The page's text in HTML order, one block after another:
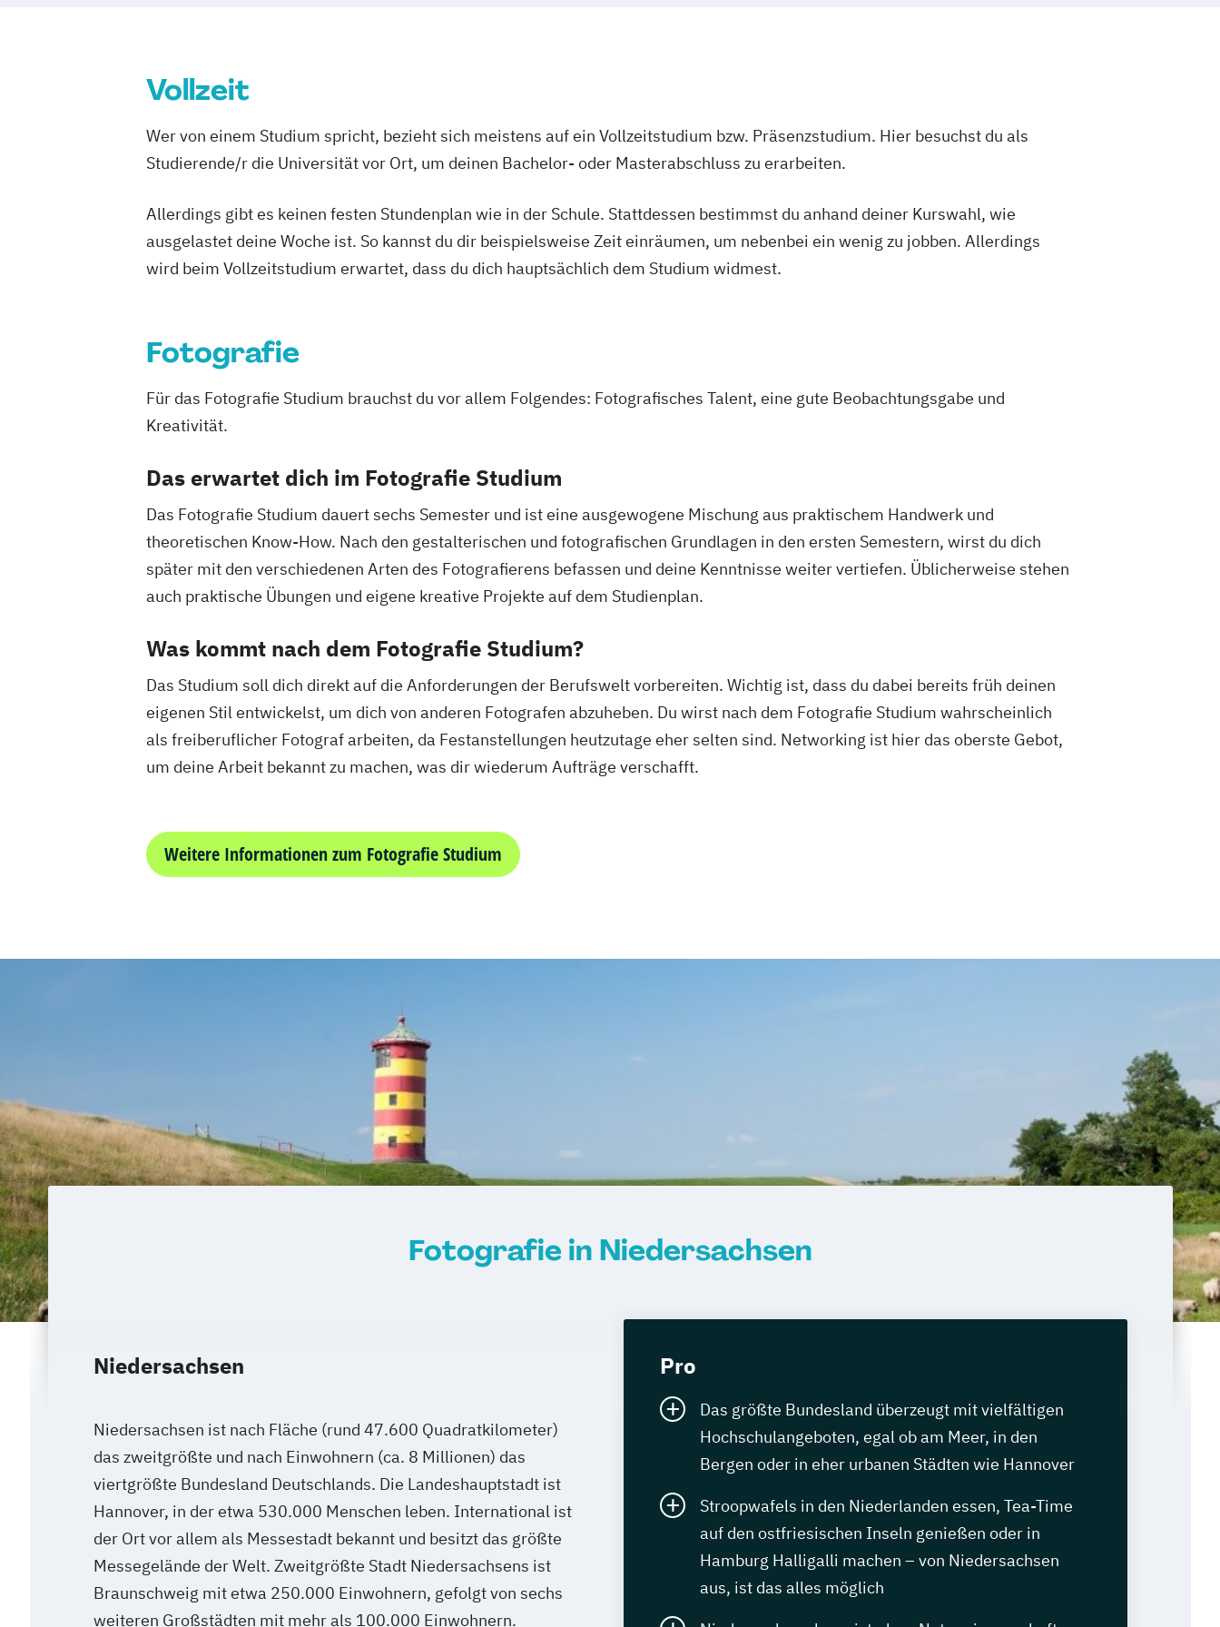
Vollzeit
Wer von einem Studium spricht, bezieht sich meistens auf ein Vollzeitstudium bzw. Präsenzstudium. Hier besuchst du als
Studierende/r die Universität vor Ort, um deinen Bachelor- oder Masterabschluss zu erarbeiten.
Allerdings gibt es keinen festen Stundenplan wie in der Schule. Stattdessen bestimmst du anhand deiner Kurswahl, wie
ausgelastet deine Woche ist. So kannst du dir beispielsweise Zeit einräumen, um nebenbei ein wenig zu jobben. Allerdings
wird beim Vollzeitstudium erwartet, dass du dich hauptsächlich dem Studium widmest.
Fotografie
Für das Fotografie Studium brauchst du vor allem Folgendes: Fotografisches Talent, eine gute Beobachtungsgabe und
Kreativität.
Das erwartet dich im Fotografie Studium
Das Fotografie Studium dauert sechs Semester und ist eine ausgewogene Mischung aus praktischem Handwerk und
theoretischen Know-How. Nach den gestalterischen und fotografischen Grundlagen in den ersten Semestern, wirst du dich
später mit den verschiedenen Arten des Fotografierens befassen und deine Kenntnisse weiter vertiefen. Üblicherweise stehen
auch praktische Übungen und eigene kreative Projekte auf dem Studienplan.
Was kommt nach dem Fotografie Studium?
Das Studium soll dich direkt auf die Anforderungen der Berufswelt vorbereiten. Wichtig ist, dass du dabei bereits früh deinen
eigenen Stil entwickelst, um dich von anderen Fotografen abzuheben. Du wirst nach dem Fotografie Studium wahrscheinlich
als freiberuflicher Fotograf arbeiten, da Festanstellungen heutzutage eher selten sind. Networking ist hier das oberste Gebot,
um deine Arbeit bekannt zu machen, was dir wiederum Aufträge verschafft.
Weitere Informationen zum Fotografie Studium
Fotografie in Niedersachsen
Niedersachsen
Niedersachsen ist nach Fläche (rund 47.600 Quadratkilometer)
das zweitgrößte und nach Einwohnern (ca. 8 Millionen) das
viertgrößte Bundesland Deutschlands. Die Landeshauptstadt ist
Hannover, in der etwa 530.000 Menschen leben. International ist
der Ort vor allem als Messestadt bekannt und besitzt das größte
Messegelände der Welt. Zweitgrößte Stadt Niedersachsens ist
Braunschweig mit etwa 250.000 Einwohnern, gefolgt von sechs
weiteren Großstädten mit mehr als 100.000 Einwohnern.
Pro
Das größte Bundesland überzeugt mit vielfältigen
Hochschulangeboten, egal ob am Meer, in den
Bergen oder in eher urbanen Städten wie Hannover
Stroopwafels in den Niederlanden essen, Tea-Time
auf den ostfriesischen Inseln genießen oder in
Hamburg Halligalli machen – von Niedersachsen
aus, ist das alles möglich